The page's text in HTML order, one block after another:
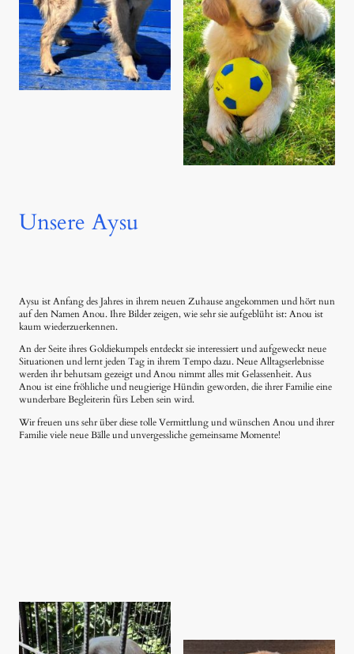
Unsere Aysu
Aysu ist Anfang des Jahres in ihrem neuen Zuhause angekommen und hört nun
auf den Namen Anou. Ihre Bilder zeigen, wie sehr sie aufgeblüht ist: Anou ist
kaum wiederzuerkennen.
An der Seite ihres Goldiekumpels entdeckt sie interessiert und aufgeweckt neue
Situationen und lernt jeden Tag in ihrem Tempo dazu. Neue Alltagserlebnisse
werden ihr behutsam gezeigt und Anou nimmt alles mit Gelassenheit. Aus
Anou ist eine fröhliche und neugierige Hündin geworden, die ihrer Familie eine
wunderbare Begleiterin fürs Leben sein wird.
Wir freuen uns sehr über diese tolle Vermittlung und wünschen Anou und ihrer
Familie viele neue Bälle und unvergessliche gemeinsame Momente!